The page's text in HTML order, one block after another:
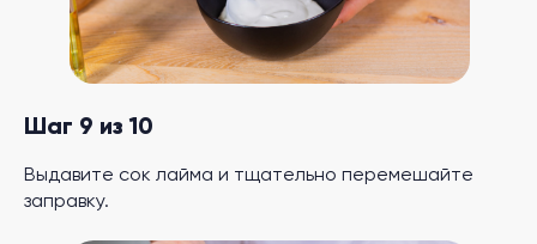
Шаг 9 из 10
Выдавите сок лайма и тщательно перемешайте
заправку.